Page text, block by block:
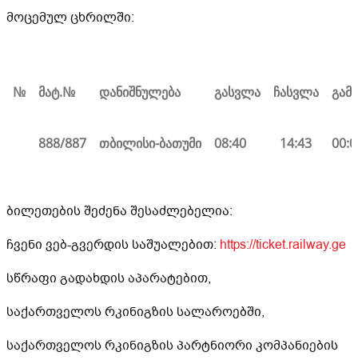
მოცემულ ცხრილში:
№ მატ.№ დანიშნულება გასვლა ჩასვლა
888/887 თბილისი-ბათუმი 08:40 14:43
ბილეთების შეძენა შესაძლებელია:
ჩვენი ვებ-გვერდის საშუალებით: https://ticket.railway.ge
სწრაფი გადახდის აპარატებით,
საქართველოს რკინიგზის სალაროებში,
საქართველოს რკინიგზის პარტნიორი კომპანიების